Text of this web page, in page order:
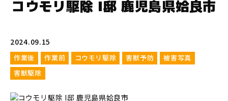
コウモリ駆除 I邸 鹿児島県姶良市
2024.09.15
作業後 作業前 コウモリ駆除 害獣予防
被害写真
害獣駆除